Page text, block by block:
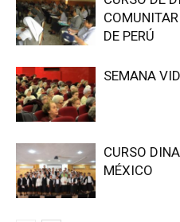
DE PERÚ
SEMANA
CURSO
MÉXICO